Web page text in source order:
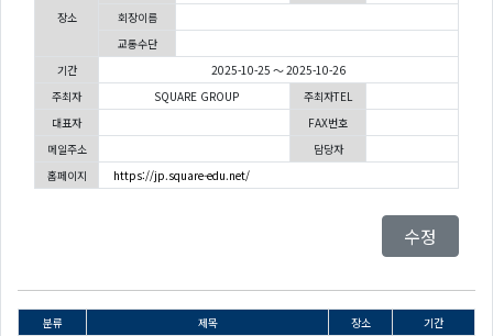
장소
회장이름
교통수단
기간
2025-10-25 ～ 2025-10-26
주최자
SQUARE GROUP
주최자TEL
대표자
FAX번호
메일주소
담당자
홈페이지
https://jp.square-edu.net/
수정
분류 제목 장소 기간